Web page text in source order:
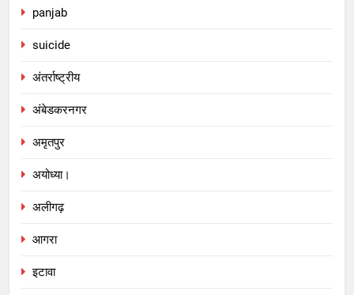
panjab
suicide
अंतर्राष्ट्रीय
अंबेडकरनगर
अमृतपुर
अयोध्या।
अलीगढ़
आगरा
इटावा